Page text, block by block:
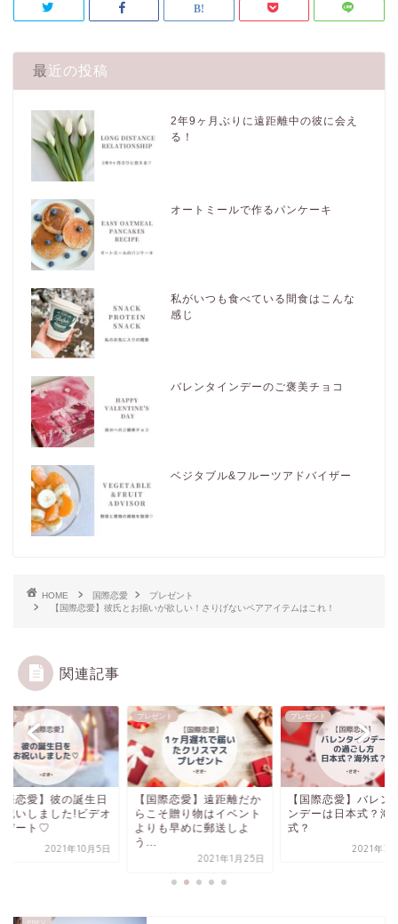
最近の投稿
2年9ヶ月ぶりに遠距離中の彼に会え
る！
オートミールで作るパンケーキ
私がいつも食べている間食はこんな
感じ
バレンタインデーのご褒美チョコ
ベジタブル&フルーツアドバイザー
HOME 国際恋愛
プレゼント
【国際恋愛】彼氏とお揃いが欲しい！さりげないペアアイテムはこれ！
関連記事
ント
際恋愛】彼の誕生日
祝いしました!ビデオ
デート♡
2021年10月5日
プレゼント
【国際恋愛】遠距離だか
らこそ贈り物はイベント
よりも早めに郵送しよ
う...
2021年1月25日
プレゼント
【国際恋愛】バレン
ンデーは日本式？海
式？
2021年3